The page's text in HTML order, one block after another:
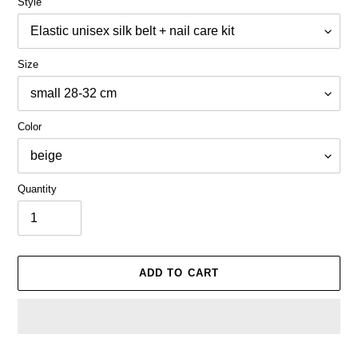
Size
Color
Quantity
ADD TO CART